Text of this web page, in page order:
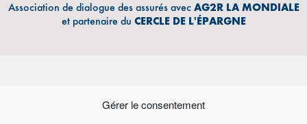
Gérer le consentement
Association de dialogue des assurés avec AG2R LA MONDIALE
et partenaire du CERCLE DE L'ÉPARGNE